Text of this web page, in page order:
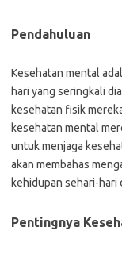
Pendahuluan
Kesehatan mental
hari yang seringkali
kesehatan fisik
kesehatan mental
untuk menjaga
akan membahas
kehidupan sehari-hari
Pentingnya